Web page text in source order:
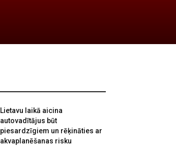
Lietavu laikā aicina
autovadītājus būt
piesardzīgiem un rēķināties ar
akvaplanēšanas risku